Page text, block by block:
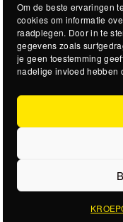
Om de beste ervaringen
cookies om informatie
raadplegen. Door in te
gegevens zoals
je geen toestemming
nadelige invloed hebben